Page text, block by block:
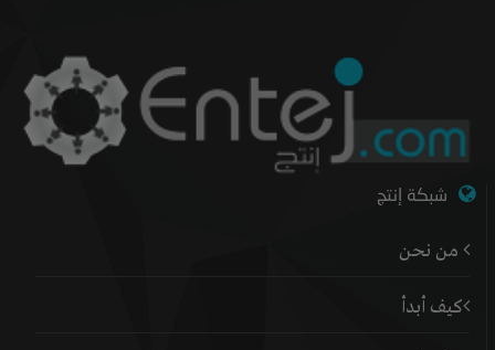
شبكة إنتج
من نحن
كيف أبدأ